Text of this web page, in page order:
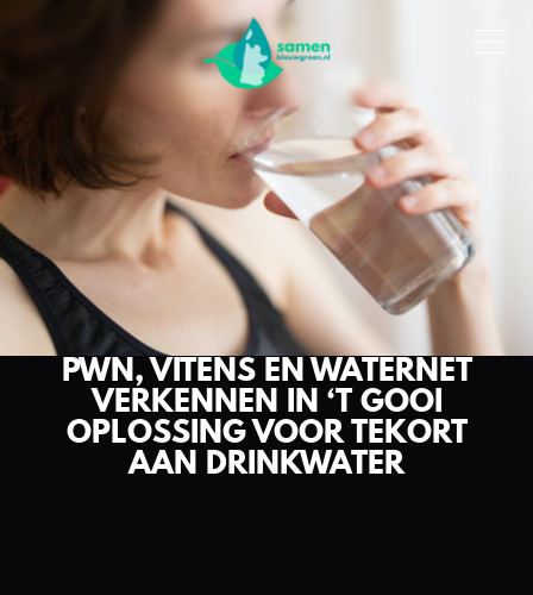
PWN, VITENS EN WATERNET
VERKENNEN IN ‘T GOOI
OPLOSSING VOOR TEKORT
AAN DRINKWATER